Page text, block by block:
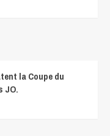
la Coupe du
JO.